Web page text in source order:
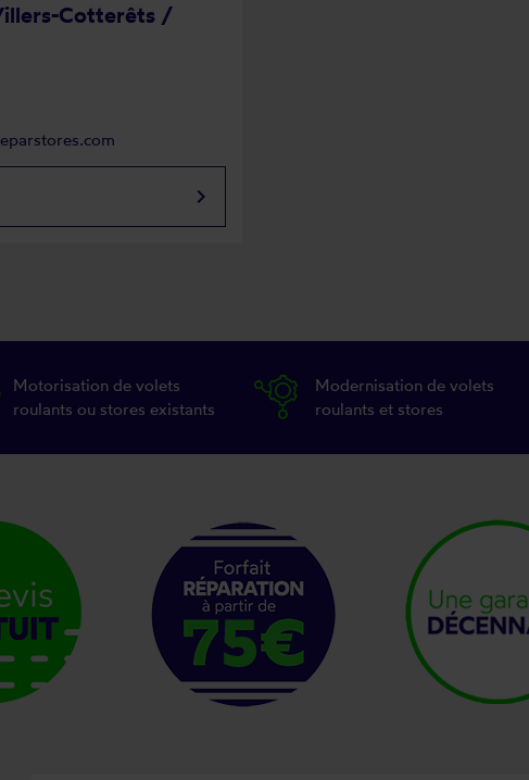
Cotterêts /
keyboard_arrow_right
Motorisation de volets
roulants ou stores existants
Modernisation de volets
roulants et stores